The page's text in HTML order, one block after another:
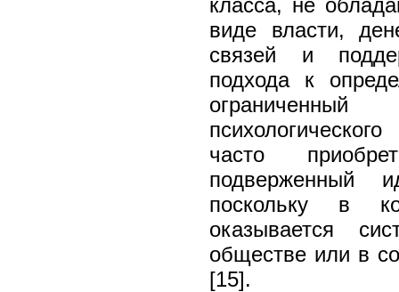
класса, не
виде власти,
связей и
подхода к
часто
подверженный
поскольку в
оказывается
обществе или в
[15].